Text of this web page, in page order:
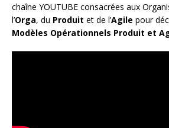
chaîne YOUTUBE consacrées aux
l’Orga, du Produit et de l’Agile pour
Modèles Opérationnels Produit et